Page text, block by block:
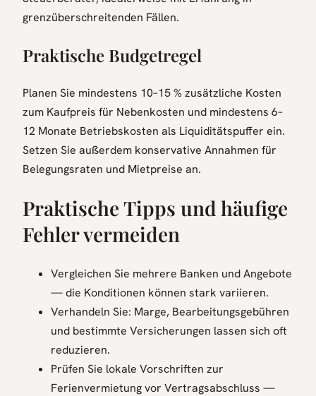
grenzüberschreitenden Fällen.
Praktische Budgetregel
Planen Sie mindestens 10–15 % zusätzliche Kosten
zum Kaufpreis für Nebenkosten und mindestens 6–
12 Monate Betriebskosten als Liquiditätspuffer ein.
Setzen Sie außerdem konservative Annahmen für
Belegungsraten und Mietpreise an.
Praktische Tipps und häufige
Fehler vermeiden
Vergleichen Sie mehrere Banken und Angebote
— die Konditionen können stark variieren.
Verhandeln Sie: Marge, Bearbeitungsgebühren
und bestimmte Versicherungen lassen sich oft
reduzieren.
Prüfen Sie lokale Vorschriften zur
Ferienvermietung vor Vertragsabschluss —